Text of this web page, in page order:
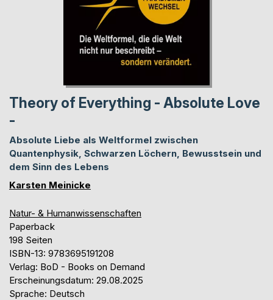
Theory of Everything - Absolute Love
-
Absolute Liebe als Weltformel zwischen
Quantenphysik, Schwarzen Löchern, Bewusstsein und
dem Sinn des Lebens
Karsten Meinicke
Natur- & Humanwissenschaften
Paperback
198 Seiten
ISBN-13: 9783695191208
Verlag: BoD - Books on Demand
Erscheinungsdatum: 29.08.2025
Sprache: Deutsch